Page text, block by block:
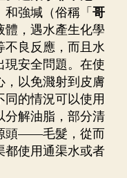
強堿（俗稱「 哥
體，遇水產生化學
不良反應，而且水
現安全問題。在使
，以免濺射到皮膚
同的情況可以使用
分解油脂，部分清
頭——毛髮，從而
都使用通渠水或者